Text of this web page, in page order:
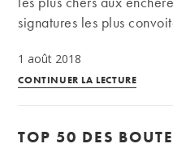
signatures les plus
1 août 2018
CONTINUER LA LECTURERhône
TOP
TOP 50 DES